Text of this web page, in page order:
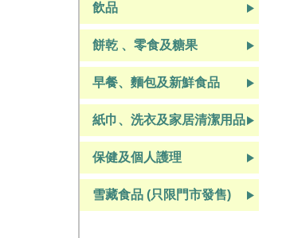
飲品
餅乾 、零食及糖果
早餐、麵包及新鮮食品
紙巾、洗衣及家居清潔用品
紙巾、洗衣及家居清潔用品
保健及個人護理
雪藏食品 (只限門市發售)